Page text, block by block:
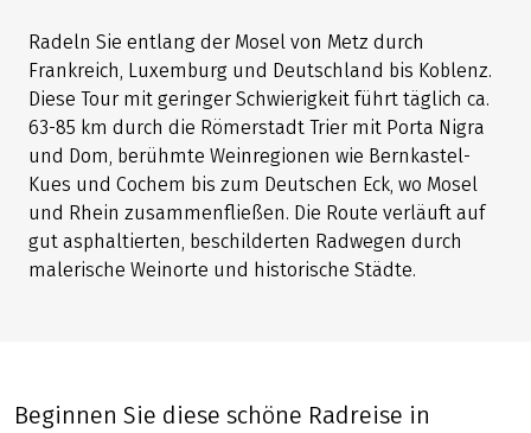
Radeln Sie entlang der Mosel von Metz durch
Frankreich, Luxemburg und Deutschland bis Koblenz.
Diese Tour mit geringer Schwierigkeit führt täglich ca.
63-85 km durch die Römerstadt Trier mit Porta Nigra
und Dom, berühmte Weinregionen wie Bernkastel-
Kues und Cochem bis zum Deutschen Eck, wo Mosel
und Rhein zusammenfließen. Die Route verläuft auf
gut asphaltierten, beschilderten Radwegen durch
malerische Weinorte und historische Städte.
Beginnen Sie diese schöne Radreise in